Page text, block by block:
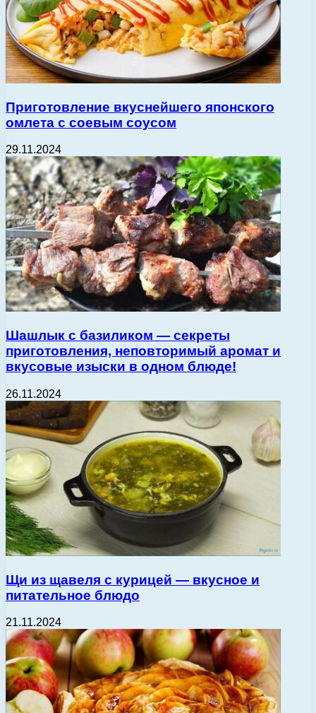
Приготовление вкуснейшего японского
омлета с соевым соусом
29.11.2024
Шашлык с базиликом — секреты
приготовления, неповторимый аромат и
вкусовые изыски в одном блюде!
26.11.2024
Щи из щавеля с курицей — вкусное и
питательное блюдо
21.11.2024